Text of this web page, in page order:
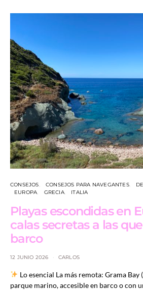
CONSEJOS CONSEJOS PARA NAVEGANTES
EUROPA
GRECIA ITALIA
Playas escondidas en
calas secretas a las
barco
12 JUNIO 2026 CARLOS
Lo esencial La más remota: Grama Bay
parque marino, accesible en barco o con